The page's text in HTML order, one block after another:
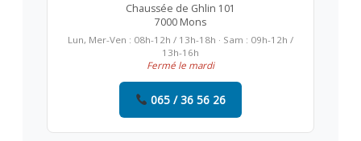
Chaussée de Ghlin 101
7000 Mons
Lun, Mer-Ven : 08h-12h / 13h-18h · Sam : 09h-12h /
13h-16h
Fermé le mardi
065 / 36 56 26